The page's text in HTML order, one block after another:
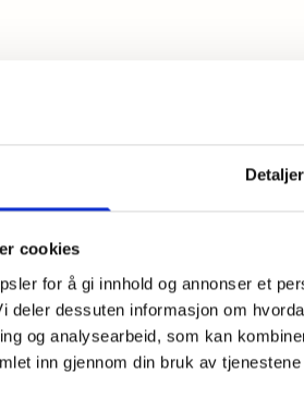
Detaljer
cookies
for å gi innhold og annonser et
deler dessuten informasjon om
og analysearbeid, som kan
inn gjennom din bruk av tjenestene
Eget